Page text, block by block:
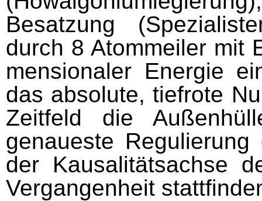
Besatzung
durch 8 Atommeiler mit
mensionaler Energie
das absolute, tiefrote
Zeitfeld die
genaueste
der Kausalitätsachse
Vergangenheit